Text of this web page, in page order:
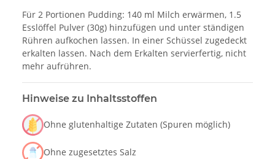
Für 2 Portionen Pudding: 140 ml Milch erwärmen, 1.5
Esslöffel Pulver (30g) hinzufügen und unter ständigen
Rühren aufkochen lassen. In einer Schüssel zugedeckt
erkalten lassen. Nach dem Erkalten servierfertig, nicht
mehr aufrühren.
Hinweise zu Inhaltsstoffen
Ohne glutenhaltige Zutaten (Spuren möglich)
Ohne zugesetztes Salz